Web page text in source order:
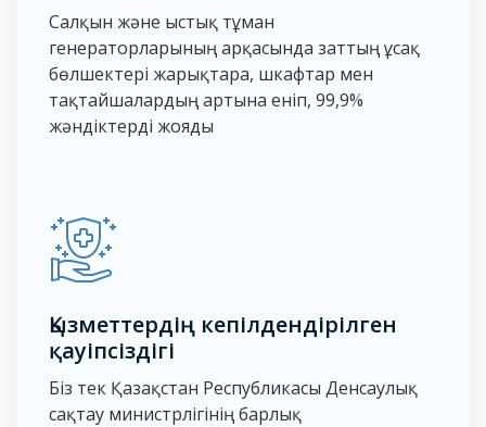
Салқын және ыстық тұман
генераторларының арқасында заттың ұсақ
бөлшектері жарықтарға, шкафтар мен
тақтайшалардың артына еніп, 99,9%
жәндіктерді жояды
Қызметтердің кепілдендірілген
қауіпсіздігі
Біз тек Қазақстан Республикасы Денсаулық
сақтау министрлігінің барлық